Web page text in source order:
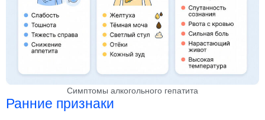
Симптомы алкогольного гепатита
Ранние признаки